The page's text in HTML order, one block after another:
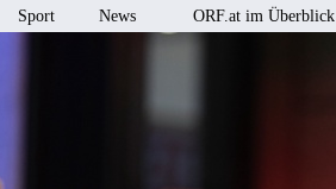
Sport News ORF.at im Überblick